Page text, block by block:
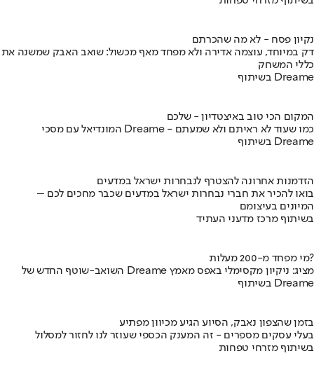
נקיון פסח - לא מה שהכרתם
דק במיוחד, עוצמה אדירה ולא מפחד מאף מכשול: שואב האבק שמשנה את
כללי המשחק
בשיתוף Dreame
המקום הכי טוב באיצטדיון - שלכם
המונדיאל עם מסכי Dreame - כמו שעוד לא ראיתם ולא שמעתם
בשיתוף Dreame
הזדמנות אחרונה להצטרף לנבחרות ישראל במדעים
בואו להכיר את חברי נבחרות ישראל במדעים שכבר מחכים לכם –
המיונים בעיצומם
בשיתוף מרכז מדעני העתיד
מי מפחד מ-200 מעלות?
השואב-שוטף החדש של Dreame מציג: ניקיון מקסימלי באפס מאמץ
בשיתוף Dreame
בזמן שהצפון נאבק, הסיוע הגיע מכיוון מפתיע
בעלי עסקים מספרים - זה המענק הכספי שעוזר לנו לחזור למסלול
בשיתוף מזרחי טפחות